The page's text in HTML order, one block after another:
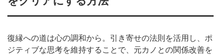
復縁への道は心の調和から。引き寄せの法則を活用し、ポ
ジティブな思考を維持することで、元カノとの関係改善を